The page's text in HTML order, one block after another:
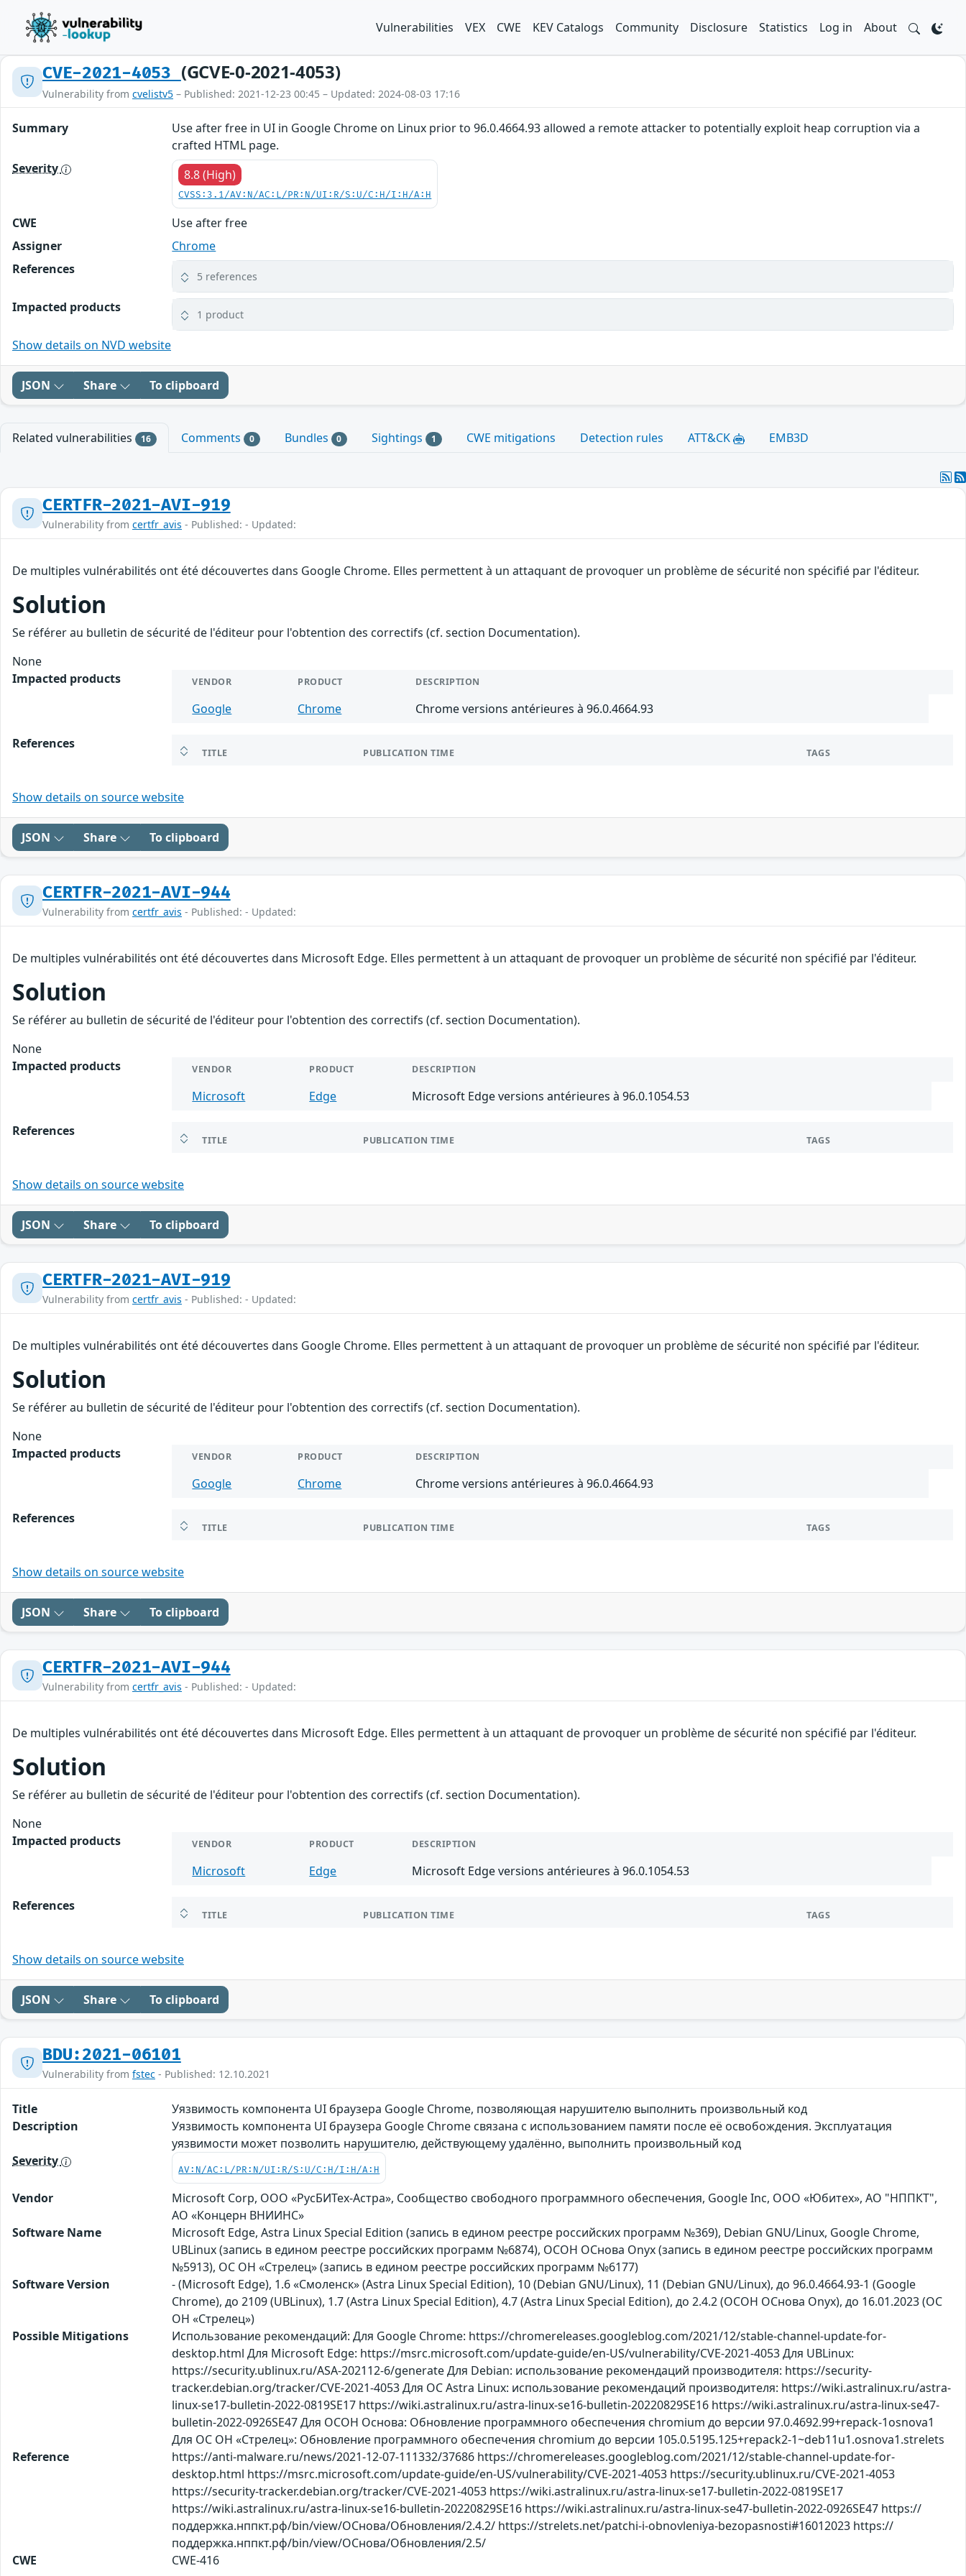
Vulnerabilities VEX CWE KEV Catalogs Community Disclosure Statistics Log in About
CVE-2021-4053 (GCVE-0-2021-4053)
Vulnerability from cvelistv5 – Published: 2021-12-23 00:45 – Updated: 2024-08-03 17:16
Summary
Use after free in UI in Google Chrome on Linux prior to 96.0.4664.93 allowed a remote attacker to potentially exploit heap corruption via a
crafted HTML page.
Severity
8.8 (High)
CVSS:3.1/AV:N/AC:L/PR:N/UI:R/S:U/C:H/I:H/A:H
CWE
Use after free
Assigner
Chrome
References
5 references
Impacted products 1 product
Show details on NVD website
JSON Share To clipboard
Related vulnerabilities 16 Comments 0 Bundles 0 Sightings 1 CWE mitigations Detection rules ATT&CK EMB3D
CERTFR-2021-AVI-919
Vulnerability from certfr_avis - Published: - Updated:
De multiples vulnérabilités ont été découvertes dans Google Chrome. Elles permettent à un attaquant de provoquer un problème de sécurité non spécifié par l'éditeur.
Solution
Se référer au bulletin de sécurité de l'éditeur pour l'obtention des correctifs (cf. section Documentation).
None
Impacted products
VENDOR PRODUCT DESCRIPTION
Google Chrome Chrome versions antérieures à 96.0.4664.93
References
TITLE PUBLICATION TIME TAGS
Show details on source website
JSON Share To clipboard
CERTFR-2021-AVI-944
Vulnerability from certfr_avis - Published: - Updated:
De multiples vulnérabilités ont été découvertes dans Microsoft Edge. Elles permettent à un attaquant de provoquer un problème de sécurité non spécifié par l'éditeur.
Solution
Se référer au bulletin de sécurité de l'éditeur pour l'obtention des correctifs (cf. section Documentation).
None
Impacted products
VENDOR PRODUCT DESCRIPTION
Microsoft Edge Microsoft Edge versions antérieures à 96.0.1054.53
References
TITLE PUBLICATION TIME TAGS
Show details on source website
JSON Share To clipboard
CERTFR-2021-AVI-919
Vulnerability from certfr_avis - Published: - Updated:
De multiples vulnérabilités ont été découvertes dans Google Chrome. Elles permettent à un attaquant de provoquer un problème de sécurité non spécifié par l'éditeur.
Solution
Se référer au bulletin de sécurité de l'éditeur pour l'obtention des correctifs (cf. section Documentation).
None
Impacted products
VENDOR PRODUCT DESCRIPTION
Google Chrome Chrome versions antérieures à 96.0.4664.93
References
TITLE PUBLICATION TIME TAGS
Show details on source website
JSON Share To clipboard
CERTFR-2021-AVI-944
Vulnerability from certfr_avis - Published: - Updated:
De multiples vulnérabilités ont été découvertes dans Microsoft Edge. Elles permettent à un attaquant de provoquer un problème de sécurité non spécifié par l'éditeur.
Solution
Se référer au bulletin de sécurité de l'éditeur pour l'obtention des correctifs (cf. section Documentation).
None
Impacted products
VENDOR PRODUCT DESCRIPTION
Microsoft Edge Microsoft Edge versions antérieures à 96.0.1054.53
References
TITLE PUBLICATION TIME TAGS
Show details on source website
JSON Share To clipboard
BDU:2021-06101
Vulnerability from fstec - Published: 12.10.2021
Title
Уязвимость компонента UI браузера Google Chrome, позволяющая нарушителю выполнить произвольный код
Description
Уязвимость компонента UI браузера Google Chrome связана с использованием памяти после её освобождения. Эксплуатация
уязвимости может позволить нарушителю, действующему удалённо, выполнить произвольный код
Severity
AV:N/AC:L/PR:N/UI:R/S:U/C:H/I:H/A:H
Vendor
Microsoft Corp, ООО «РусБИТех-Астра», Сообщество свободного программного обеспечения, Google Inc, ООО «Юбитех», АО "НППКТ",
АО «Концерн ВНИИНС»
Software Name
Microsoft Edge, Astra Linux Special Edition (запись в едином реестре российских программ №369), Debian GNU/Linux, Google Chrome,
UBLinux (запись в едином реестре российских программ №6874), ОСОН ОСнова Оnyx (запись в едином реестре российских программ
№5913), ОС ОН «Стрелец» (запись в едином реестре российских программ №6177)
Software Version
- (Microsoft Edge), 1.6 «Смоленск» (Astra Linux Special Edition), 10 (Debian GNU/Linux), 11 (Debian GNU/Linux), до 96.0.4664.93-1 (Google
Chrome), до 2109 (UBLinux), 1.7 (Astra Linux Special Edition), 4.7 (Astra Linux Special Edition), до 2.4.2 (ОСОН ОСнова Оnyx), до 16.01.2023 (ОС
ОН «Стрелец»)
Possible Mitigations
Использование рекомендаций: Для Google Chrome: https://chromereleases.googleblog.com/2021/12/stable-channel-update-for-
desktop.html Для Microsoft Edge: https://msrc.microsoft.com/update-guide/en-US/vulnerability/CVE-2021-4053 Для UBLinux:
https://security.ublinux.ru/ASA-202112-6/generate Для Debian: использование рекомендаций производителя: https://security-
tracker.debian.org/tracker/CVE-2021-4053 Для ОС Astra Linux: использование рекомендаций производителя: https://wiki.astralinux.ru/astra-
linux-se17-bulletin-2022-0819SE17 https://wiki.astralinux.ru/astra-linux-se16-bulletin-20220829SE16 https://wiki.astralinux.ru/astra-linux-se47-
bulletin-2022-0926SE47 Для ОСОН Основа: Обновление программного обеспечения chromium до версии 97.0.4692.99+repack-1osnova1
Для ОС ОН «Стрелец»: Обновление программного обеспечения chromium до версии 105.0.5195.125+repack2-1~deb11u1.osnova1.strelets
Reference
https://anti-malware.ru/news/2021-12-07-111332/37686 https://chromereleases.googleblog.com/2021/12/stable-channel-update-for-
desktop.html https://msrc.microsoft.com/update-guide/en-US/vulnerability/CVE-2021-4053 https://security.ublinux.ru/CVE-2021-4053
https://security-tracker.debian.org/tracker/CVE-2021-4053 https://wiki.astralinux.ru/astra-linux-se17-bulletin-2022-0819SE17
https://wiki.astralinux.ru/astra-linux-se16-bulletin-20220829SE16 https://wiki.astralinux.ru/astra-linux-se47-bulletin-2022-0926SE47 https://
поддержка.нппкт.рф/bin/view/ОСнова/Обновления/2.4.2/ https://strelets.net/patchi-i-obnovleniya-bezopasnosti#16012023 https://
поддержка.нппкт.рф/bin/view/ОСнова/Обновления/2.5/
CWE
CWE-416